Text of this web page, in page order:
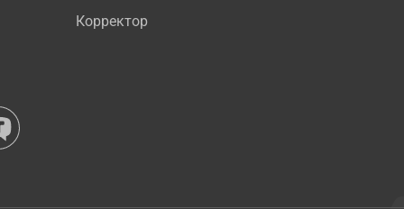
Корректор